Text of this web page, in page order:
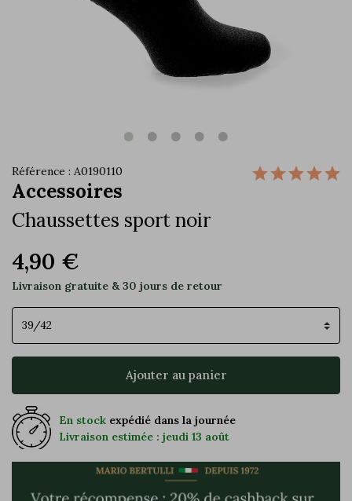
Référence : A0190110
Accessoires
Chaussettes sport noir
4,90 €
Livraison gratuite & 30 jours de retour
Pointure
Ajouter au panier
En stock expédié dans la journée
Livraison estimée : jeudi 13 août